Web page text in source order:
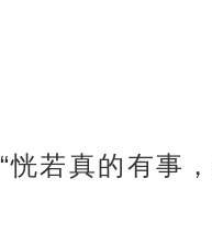
若真的有事